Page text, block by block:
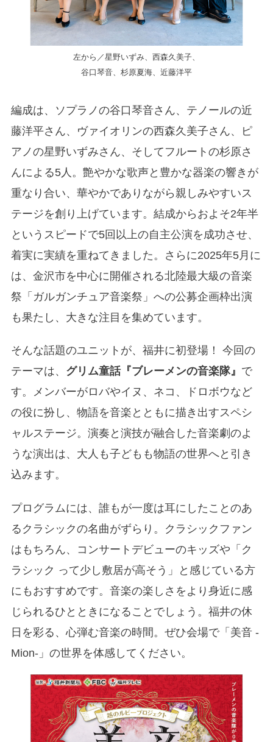
左から／星野いずみ、西森久美子、
谷口琴音、杉原夏海、近藤洋平
編成は、ソプラノの谷口琴音さん、テノールの近
藤洋平さん、ヴァイオリンの西森久美子さん、ピ
アノの星野いずみさん、そしてフルートの杉原さ
んによる5人。艶やかな歌声と豊かな器楽の響きが
重なり合い、華やかでありながら親しみやすいス
テージを創り上げています。結成からおよそ2年半
というスピードで5回以上の自主公演を成功させ、
着実に実績を重ねてきました。さらに2025年5月に
は、金沢市を中心に開催される北陸最大級の音楽
祭「ガルガンチュア音楽祭」への公募企画枠出演
も果たし、大きな注目を集めています。
そんな話題のユニットが、福井に初登場！ 今回の
テーマは、 グリム童話『ブレーメンの音楽隊』 で
す。メンバーがロバやイヌ、ネコ、ドロボウなど
の役に扮し、物語を音楽とともに描き出すスペシ
ャルステージ。演奏と演技が融合した音楽劇のよ
うな演出は、大人も子どもも物語の世界へと引き
込みます。
プログラムには、誰もが一度は耳にしたことのあ
るクラシックの名曲がずらり。クラシックファン
はもちろん、コンサートデビューのキッズや「ク
ラシック って少し敷居が高そう」と感じている方
にもおすすめです。音楽の楽しさをより身近に感
じられるひとときになることでしょう。福井の休
日を彩る、心弾む音楽の時間。ぜひ会場で「美音 -
Mion-」の世界を体感してください。